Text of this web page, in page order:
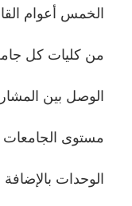
من كليات كل
مستوى الجامعات
الوحدات